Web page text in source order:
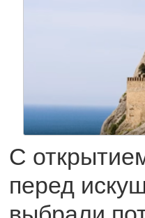
С
перед